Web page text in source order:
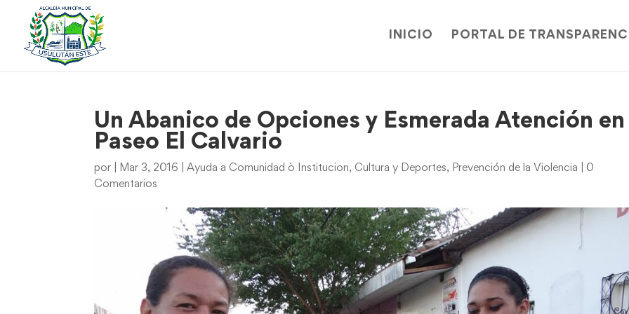
INICIO PORTAL DE
Un Abanico de Opciones y Esmerada Atención en
Paseo El Calvario
por Mar 3, 2016 |Ayuda a Comunidad ò Institucion, Cultura y Deportes, Prevención de la Violencia
0
Comentarios